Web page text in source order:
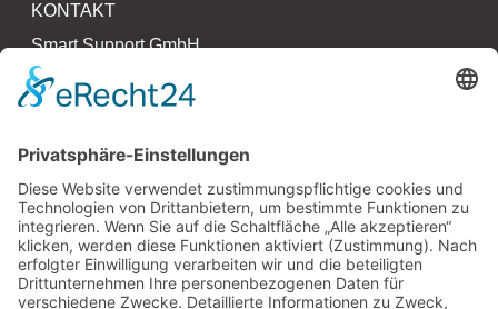
KONTAKT
Smart Support GmbH
Kollaustr. 64 – 66
22529 Hamburg
F 040 790 273 27 3
www.smartsupport.de
hallo@smartsupport.de
PARTNER